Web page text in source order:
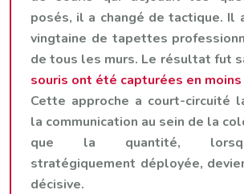
posés, il a changé de tactique. Il
vingtaine de tapettes
de tous les murs. Le résultat fut
souris ont été capturées en
Cette approche a court-circuité
la communication au sein de la
que la quantité,
stratégiquement déployée,
décisive.